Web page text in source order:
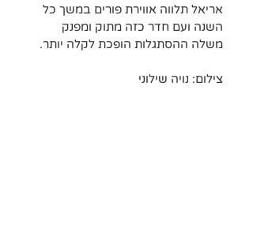
אריאל תלווה אווירת פורים במשך כל
השנה ועם חדר כזה מתוק ומפנק
משלה ההסתגלות הופכת לקלה יותר.
צילום: נויה שילוני